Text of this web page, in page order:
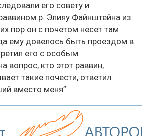
его совету и
р. Элияу Файнштейна из
пор он с почетом несет там
ему довелось быть проездом в
его с особым
вопрос, кто этот раввин,
такие почести, ответил:
вместо меня”.